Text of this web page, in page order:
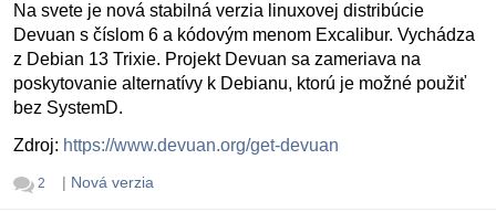
Na svete je nová stabilná verzia linuxovej distribúcie
Devuan s číslom 6 a kódovým menom Excalibur. Vychádza
z Debian 13 Trixie. Projekt Devuan sa zameriava na
poskytovanie alternatívy k Debianu, ktorú je možné použiť
bez SystemD.
Zdroj: https://www.devuan.org/get-devuan
2 | Nová verzia